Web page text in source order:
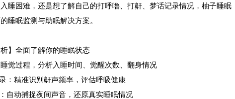
睡困难，还是想了解自己的打呼噜、打鼾、梦话记录情况，柚子睡眠
睡眠监测与助眠解决方案。
析】全面了解你的睡眠状态
觉过程，分析入睡时间、觉醒次数、翻身情况
：精准识别鼾声频率，评估呼吸健康
自动捕捉夜间声音，还原真实睡眠情况